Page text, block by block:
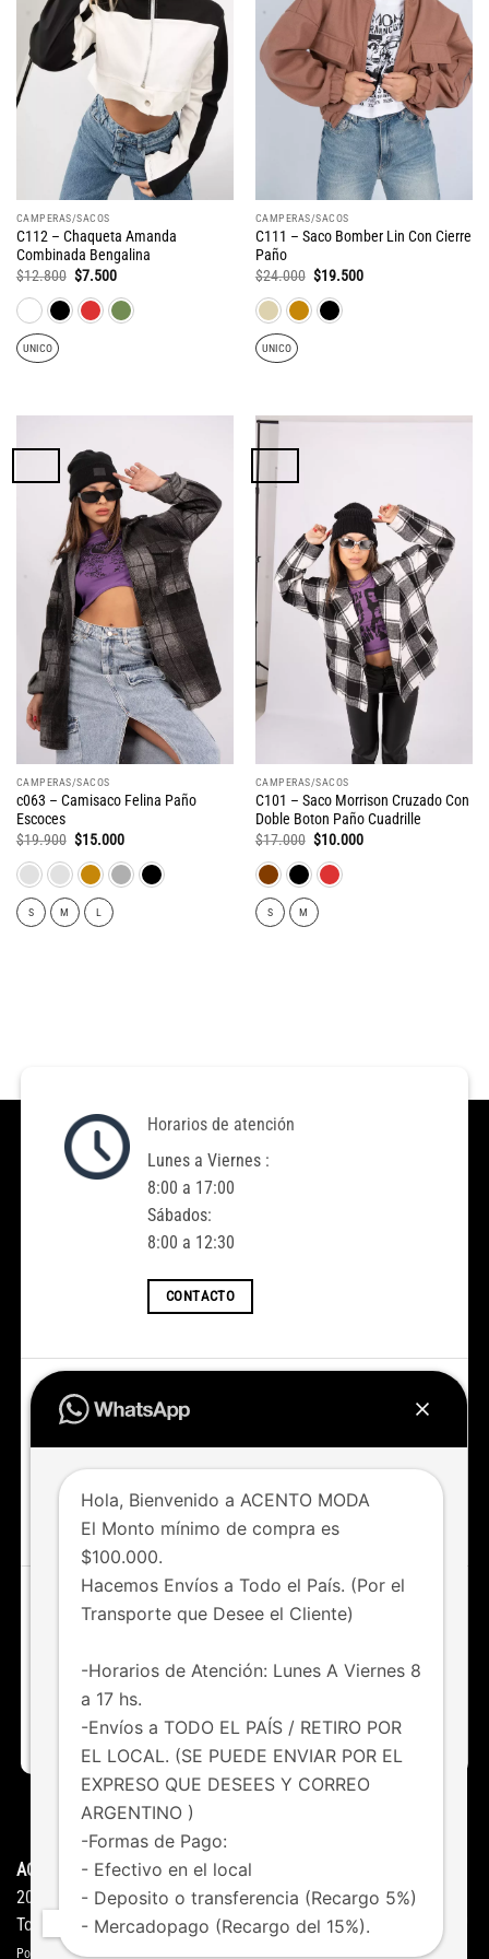
CAMPERAS/SACOS
C112 – Chaqueta Amanda
Combinada Bengalina
$12.800 El
original
era:
$7.500El
actual
es:
UNICO
CAMPERAS/SACOS
C111 – Saco Bomber Lin Con Cierre
Paño
$24.000 El
original
era:
$19.500El
UNICO
CAMPERAS/SACOS
c063 – Camisaco Felina Paño
Escoces
$19.900 El
original
era:
$19.900.
$15.000El
actual
es:
S M L
CAMPERAS/SACOS
C101 – Saco Morrison Cruzado Con
Doble Boton Paño Cuadrille
$17.000 El
original
era:
$10.000El
S M
Horarios de atención
Lunes a Viernes :
8:00 a 17:00
Sábados:
8:00 a 12:30
CONTACTO
Accedé a todas las novedades
Nuevos ingresos todas las semanas
IR AL SHOP
¿Tenés dudas o consultas?
Chateá con nosotros vía whatsapp
ACENTO MODA ©Copyright
2026
Todos los derechos reservados
Powered byStudio Gedos
HOME NOVEDADES
Hola, Bienvenido a ACENTO MODA
El Monto mínimo de compra es
$100.000.
Hacemos Envíos a Todo el País. (Por el
Transporte que Desee el Cliente)
-Horarios de Atención: Lunes A Viernes 8
a 17 hs.
-Envíos a TODO EL PAÍS / RETIRO POR
EL LOCAL. (SE PUEDE ENVIAR POR EL
EXPRESO QUE DESEES Y CORREO
ARGENTINO )
-Formas de Pago:
- Efectivo en el local
- Deposito o transferencia (Recargo 5%)
- Mercadopago (Recargo del 15%).